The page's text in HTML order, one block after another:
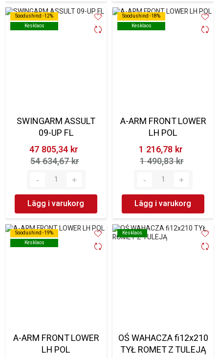
Soodushind -12%
Kesklaos
Soodushind -12%
Kesklaos
SWINGARM ASSULT
09-UP FL
47 805,34 kr‎
54 634,67 kr‎
Lägg i varukorg
Soodushind -18%
Kesklaos
Soodushind -18%
Kesklaos
A-ARM FRONT LOWER
LH POL
1 216,78 kr‎
1 490,83 kr‎
Lägg i varukorg
Soodushind -19%
Kesklaos
Soodushind -19%
Kesklaos
A-ARM FRONT LOWER
LH POL
Kesklaos
Kesklaos
OŚ WAHACZA fi12x210
TYŁ ROMET Z TULEJĄ